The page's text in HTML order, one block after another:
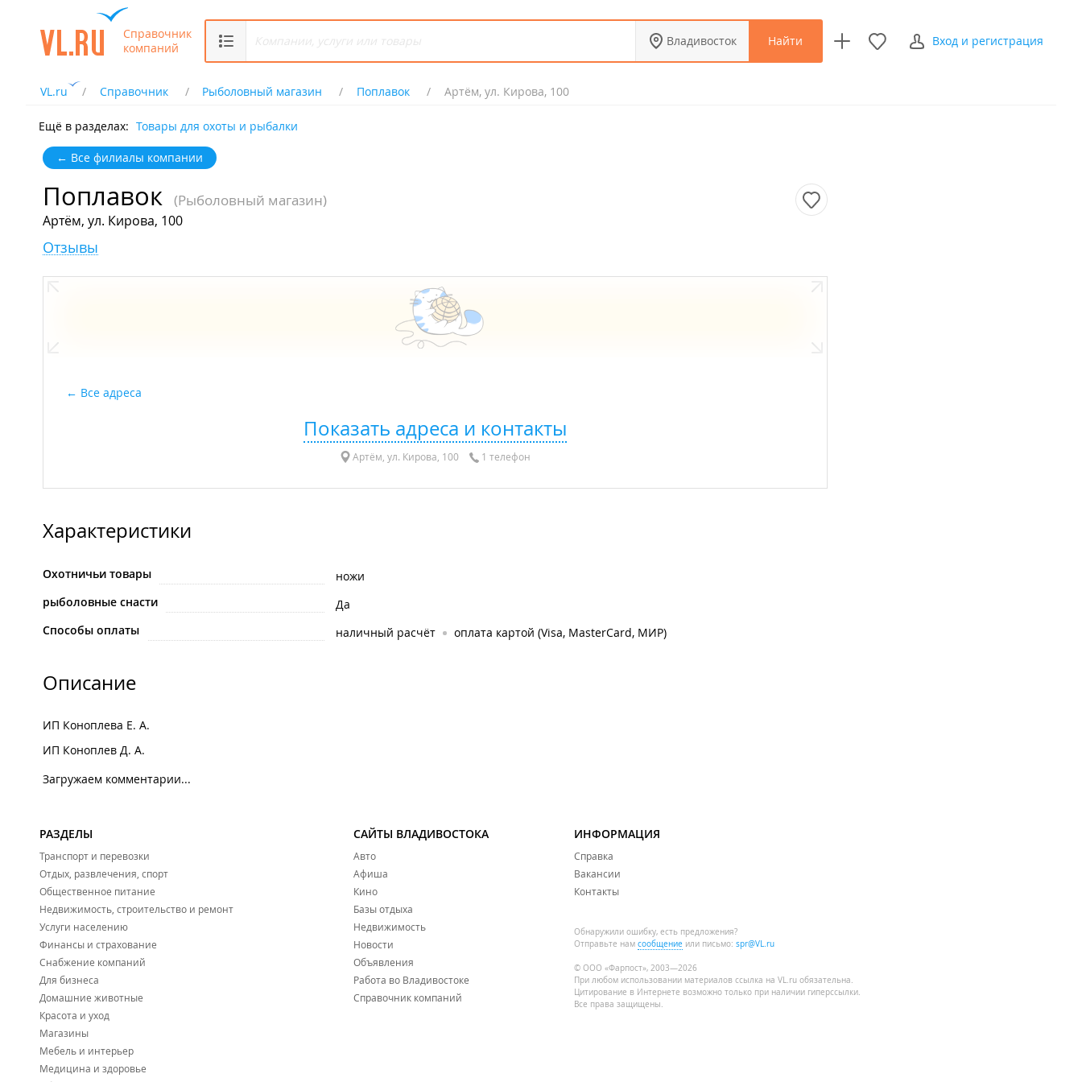
Справочник
компаний
Владивосток Найти Вход и регистрация
VL.ru Справочник Рыболовный магазин Поплавок Артём, ул. Кирова, 100
Ещё в разделах: Товары для охоты и рыбалки
← Все филиалы компании
Поплавок (Рыболовный магазин)
Артём, ул. Кирова, 100
Отзывы
Все адреса
Показать адреса и контакты
Артём, ул. Кирова, 100 1 телефон
Характеристики
Охотничьи товары
ножи
рыболовные снасти
Да
Способы оплаты
наличный расчёт оплата картой (Visa, MasterCard, МИР)
Описание
ИП Коноплева Е. А.
ИП Коноплев Д. А.
Загружаем комментарии...
РАЗДЕЛЫ
Транспорт и перевозки
Отдых, развлечения, спорт
Общественное питание
Недвижимость, строительство и ремонт
Услуги населению
Финансы и страхование
Снабжение компаний
Для бизнеса
Домашние животные
Красота и уход
Магазины
Мебель и интерьер
Медицина и здоровье
САЙТЫ ВЛАДИВОСТОКА
Авто
Афиша
Кино
Базы отдыха
Недвижимость
Новости
Объявления
Работа во Владивостоке
Справочник компаний
ИНФОРМАЦИЯ
Справка
Вакансии
Контакты
Обнаружили ошибку, есть предложения?
Отправьте нам сообщение или письмо: spr@VL.ru
© ООО «Фарпост», 2003—2026
При любом использовании материалов ссылка на VL.ru обязательна.
Цитирование в Интернете возможно только при наличии гиперссылки.
Все права защищены.